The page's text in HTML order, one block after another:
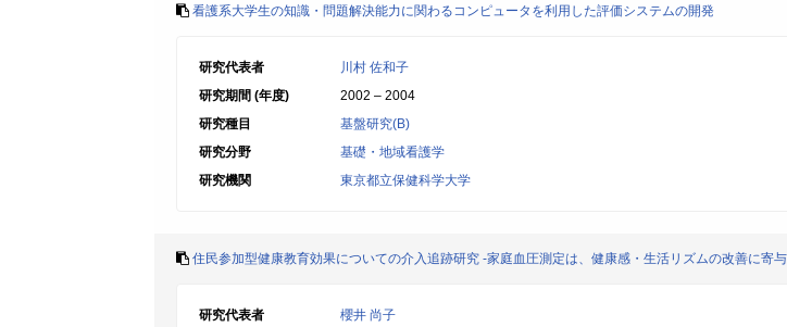
看護系大学生の知識・問題解決能力に関わるコンピュータを利用した評価システムの開発
研究代表者
川村 佐和子
研究期間 (年度)
2002 – 2004
研究種目
基盤研究(B)
研究分野
基礎・地域看護学
研究機関
東京都立保健科学大学
住民参加型健康教育効果についての介入追跡研究 -家庭血圧測定は、健康感・生活リズムの改善に寄
研究代表者 櫻井 尚子